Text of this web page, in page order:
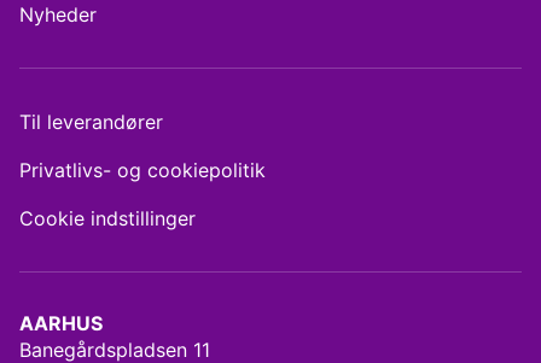
AARHUS
Banegårdspladsen 11
Nyheder
Til leverandører
Privatlivs- og cookiepolitik
Cookie indstillinger